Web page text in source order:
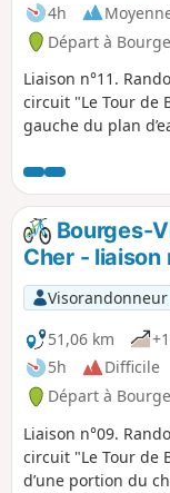
4h
Départ à
Liaison n°11.
circuit "Le Tour de
gauche du plan
marais alcalin du
canal de Berry
comblé jusqu’à
constitue
verte. A Plaimpied
Martin datant du
une visite.
Bourges-
Cher - liaison
Visorandonneur
51,06 km
5h
Difficile
Départ à
Liaison n°09.
circuit "Le Tour de
d’une portion du